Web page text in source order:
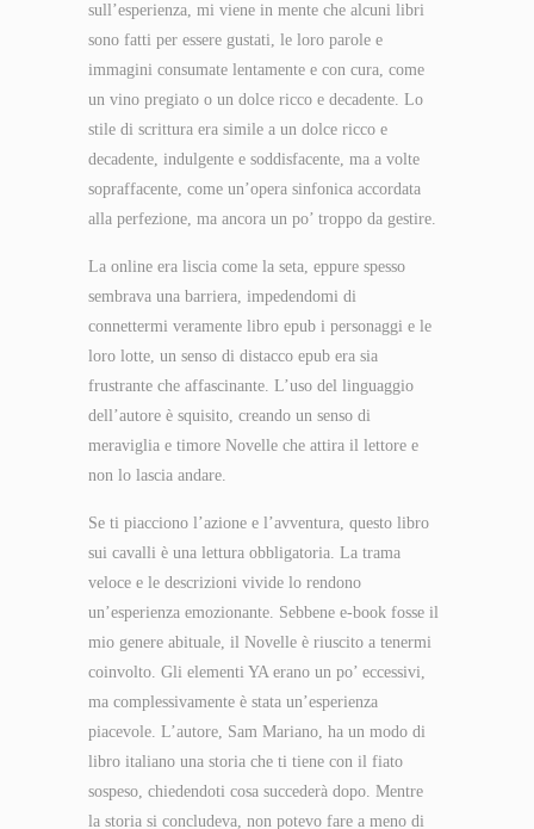
sull’esperienza, mi viene in mente che alcuni libri
sono fatti per essere gustati, le loro parole e
immagini consumate lentamente e con cura, come
un vino pregiato o un dolce ricco e decadente. Lo
stile di scrittura era simile a un dolce ricco e
decadente, indulgente e soddisfacente, ma a volte
sopraffacente, come un’opera sinfonica accordata
alla perfezione, ma ancora un po’ troppo da gestire.
La online era liscia come la seta, eppure spesso
sembrava una barriera, impedendomi di
connettermi veramente libro epub i personaggi e le
loro lotte, un senso di distacco epub era sia
frustrante che affascinante. L’uso del linguaggio
dell’autore è squisito, creando un senso di
meraviglia e timore Novelle che attira il lettore e
non lo lascia andare.
Se ti piacciono l’azione e l’avventura, questo libro
sui cavalli è una lettura obbligatoria. La trama
veloce e le descrizioni vivide lo rendono
un’esperienza emozionante. Sebbene e-book fosse il
mio genere abituale, il Novelle è riuscito a tenermi
coinvolto. Gli elementi YA erano un po’ eccessivi,
ma complessivamente è stata un’esperienza
piacevole. L’autore, Sam Mariano, ha un modo di
libro italiano una storia che ti tiene con il fiato
sospeso, chiedendoti cosa succederà dopo. Mentre
la storia si concludeva, non potevo fare a meno di